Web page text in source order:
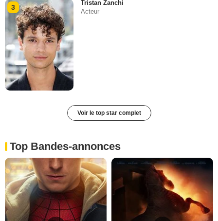
3
Tristan Zanchi
Acteur
Voir le top star complet
Top Bandes-annonces